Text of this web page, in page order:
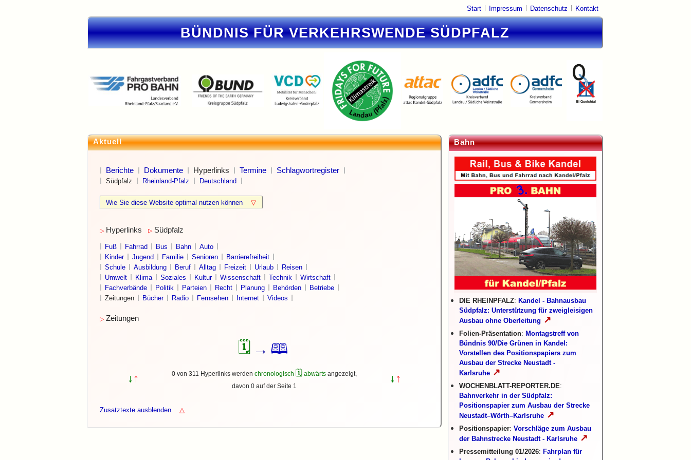
Start Impressum Datenschutz Kontakt
BÜNDNIS FÜR VERKEHRSWENDE SÜDPFALZ
Aktuell
Berichte Dokumente Hyperlinks Termine Schlagwortregister
Südpfalz Rheinland-Pfalz Deutschland
Wie Sie diese Website optimal nutzen können ▽
▷ Hyperlinks ▷ Südpfalz
Fuß Fahrrad Bus Bahn
Auto
Kinder
Jugend Familie Senioren
Barrierefreiheit
Schule
Ausbildung Beruf Alltag Freizeit Urlaub
Reisen
Umwelt
Klima Soziales Kultur Wissenschaft Technik
Wirtschaft
Fachverbände
Politik Parteien Recht Planung Behörden
Betriebe
Zeitungen
Bücher Radio Fernsehen Internet Videos
▷ Zeitungen
🗓 → 🕮
↓ ↑ 0 von 311 Hyperlinks werden chronologisch 🗓 abwärtsangezeigt,
davon 0 auf der Seite 1
↓ ↑
Zusatztexte ausblenden △
Bahn
DIE RHEINPFALZ: Kandel - Bahnausbau
Südpfalz: Unterstützung für zweigleisigen
Ausbau ohne Oberleitung ↗
Folien-Präsentation: Montagstreff von
Bündnis 90/Die Grünen in Kandel:
Vorstellen des Positionspapiers zum
Ausbau der Strecke Neustadt -
Karlsruhe ↗
WOCHENBLATT-REPORTER.DE:
Bahnverkehr in der Südpfalz:
Positionspapier zum Ausbau der Strecke
Neustadt–Wörth–Karlsruhe ↗
Positionspapier: Vorschläge zum Ausbau
der Bahnstrecke Neustadt - Karlsruhe ↗
Pressemitteilung 01/2026: Fahrplan für